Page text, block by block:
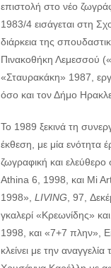
επιστολή στο νέο
1983/4 εισάγεται στη
διάρκεια της
Πινακοθήκη Λεμεσσού
«Σταυρακάκη» 1987,
όσο και τον Δήμο
Το 1989 ξεκινά τη
έκθεση, με μία ενότητα
ζωγραφική και ελεύθερο
Athina 6, 1998, και Mi
1998», LIVING , 97,
γκαλερί «Κρεωνίδης»
1998, και «7+7 πλην»,
κλείνει με την